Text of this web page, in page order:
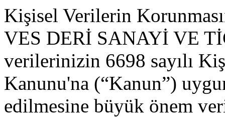
Kişisel Verilerin
VES DERİ SANAYİ VE
verilerinizin 6698 sayılı
Kanunu'na (“Kanun”)
edilmesine büyük önem